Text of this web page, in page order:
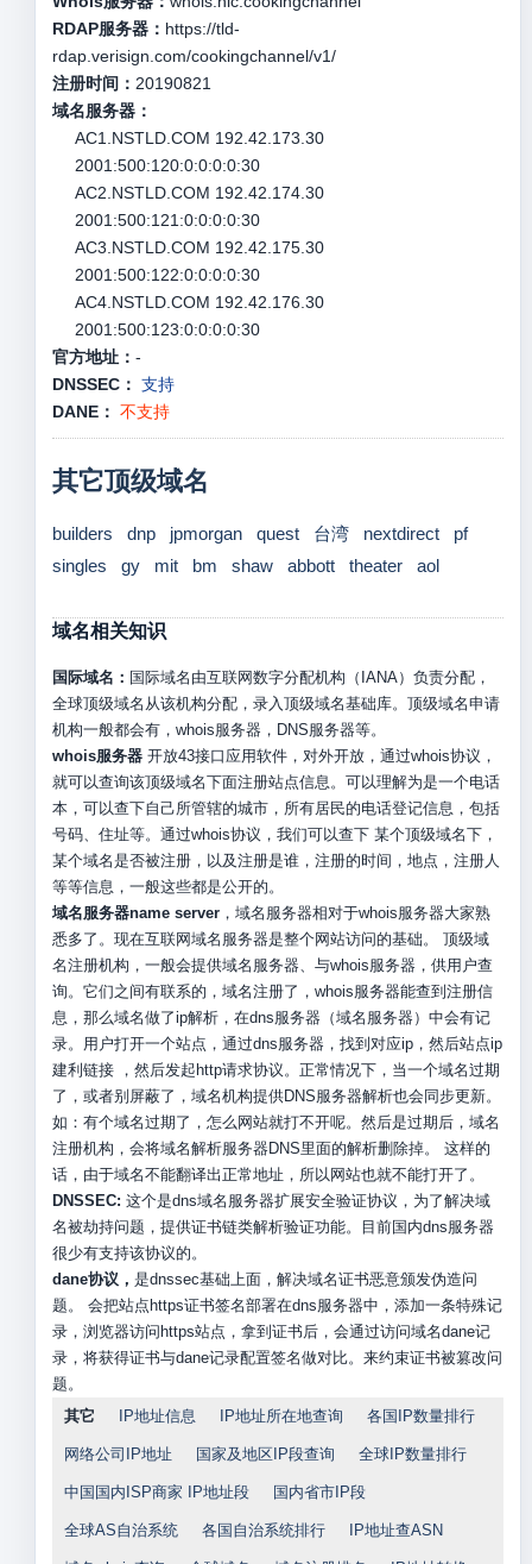
RDAP服务器： https://tld-
rdap.verisign.com/cookingchannel/v1/
注册时间： 20190821
域名服务器：
AC1.NSTLD.COM 192.42.173.30
2001:500:120:0:0:0:0:30
AC2.NSTLD.COM 192.42.174.30
2001:500:121:0:0:0:0:30
AC3.NSTLD.COM 192.42.175.30
2001:500:122:0:0:0:0:30
AC4.NSTLD.COM 192.42.176.30
2001:500:123:0:0:0:0:30
官方地址： -
DNSSEC： 支持
DANE： 不支持
其它顶级域名
builders dnp jpmorgan quest 台湾 nextdirect
pf
singles
gy mit bm shaw abbott theater aol
域名相关知识
国际域名： 国际域名由互联网数字分配机构（IANA）负责分配，
全球顶级域名从该机构分配，录入顶级域名基础库。顶级域名申请
机构一般都会有，whois服务器，DNS服务器等。
whois服务器开放43接口应用软件，对外开放，通过whois协议，
就可以查询该顶级域名下面注册站点信息。可以理解为是一个电话
本，可以查下自己所管辖的城市，所有居民的电话登记信息，包括
号码、住址等。通过whois协议，我们可以查下 某个顶级域名下，
某个域名是否被注册，以及注册是谁，注册的时间，地点，注册人
等等信息，一般这些都是公开的。
域名服务器name server，域名服务器相对于whois服务器大家熟
悉多了。现在互联网域名服务器是整个网站访问的基础。 顶级域
名注册机构，一般会提供域名服务器、与whois服务器，供用户查
询。它们之间有联系的，域名注册了，whois服务器能查到注册信
息，那么域名做了ip解析，在dns服务器（域名服务器）中会有记
录。用户打开一个站点，通过dns服务器，找到对应ip，然后站点ip
建利链接 ，然后发起http请求协议。正常情况下，当一个域名过期
了，或者别屏蔽了，域名机构提供DNS服务器解析也会同步更新。
如：有个域名过期了，怎么网站就打不开呢。然后是过期后，域名
注册机构，会将域名解析服务器DNS里面的解析删除掉。 这样的
话，由于域名不能翻译出正常地址，所以网站也就不能打开了。
DNSSEC: 这个是dns域名服务器扩展安全验证协议，为了解决域
名被劫持问题，提供证书链类解析验证功能。目前国内dns服务器
很少有支持该协议的。
dane协议， 是dnssec基础上面，解决域名证书恶意颁发伪造问
题。 会把站点https证书签名部署在dns服务器中，添加一条特殊记
录，浏览器访问https站点，拿到证书后，会通过访问域名dane记
录，将获得证书与dane记录配置签名做对比。来约束证书被篡改问
题。
其它
IP地址信息 IP地址所在地查询 各国IP数量排行
网络公司IP地址 国家及地区IP段查询 全球IP数量排行
中国国内ISP商家 IP地址段 国内省市IP段
全球AS自治系统 各国自治系统排行 IP地址查ASN